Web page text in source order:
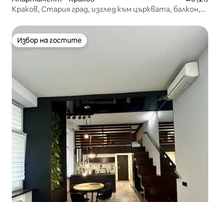
Краков, Стария град, изглед към църквата, балкон,
Избор на гостите
Избор на гостите